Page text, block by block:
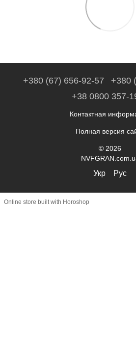
+380 (67) 656-92-57
+380
+38 0800 357-
Контактная
Полная версия
© 2026
Укр Рус
Online store built with Horoshop